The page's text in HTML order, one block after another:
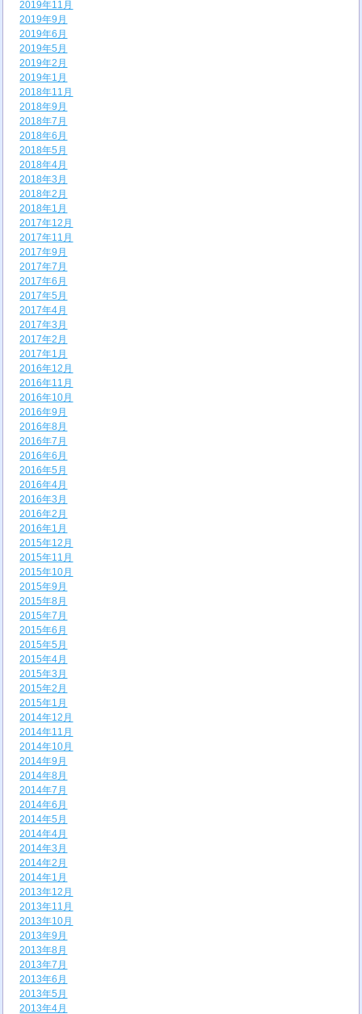
2019年11月
2019年9月
2019年6月
2019年5月
2019年2月
2019年1月
2018年11月
2018年9月
2018年7月
2018年6月
2018年5月
2018年4月
2018年3月
2018年2月
2018年1月
2017年12月
2017年11月
2017年9月
2017年7月
2017年6月
2017年5月
2017年4月
2017年3月
2017年2月
2017年1月
2016年12月
2016年11月
2016年10月
2016年9月
2016年8月
2016年7月
2016年6月
2016年5月
2016年4月
2016年3月
2016年2月
2016年1月
2015年12月
2015年11月
2015年10月
2015年9月
2015年8月
2015年7月
2015年6月
2015年5月
2015年4月
2015年3月
2015年2月
2015年1月
2014年12月
2014年11月
2014年10月
2014年9月
2014年8月
2014年7月
2014年6月
2014年5月
2014年4月
2014年3月
2014年2月
2014年1月
2013年12月
2013年11月
2013年10月
2013年9月
2013年8月
2013年7月
2013年6月
2013年5月
2013年4月